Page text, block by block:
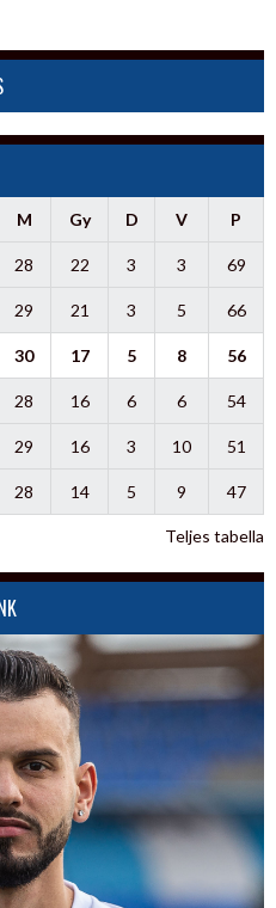
M Gy D V P
28 22 3 3 69
29 21 3 5 66
30 17 5 8 56
28 16 6 6 54
29 16 3 10 51
28 14 5 9 47
Teljes tabella